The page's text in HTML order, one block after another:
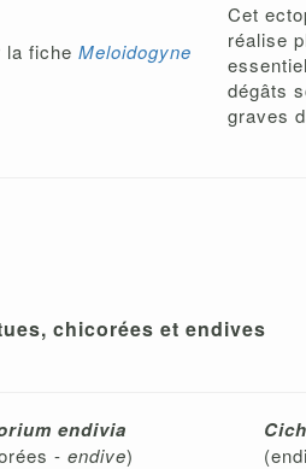
la fiche Meloidogyne
Cet
réalise
dégâts
graves
chicorées et endives
endivia
- endive)